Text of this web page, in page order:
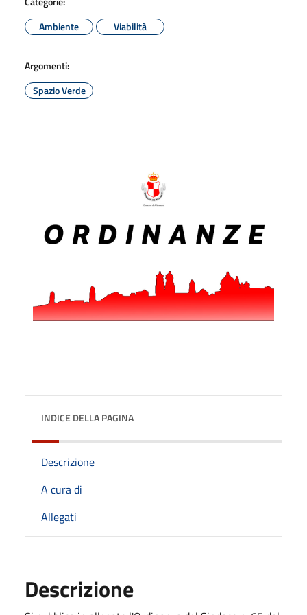
Ambiente
Viabilità
Argomenti:
Spazio Verde
INDICE DELLA PAGINA
Descrizione
A cura di
Allegati
Descrizione